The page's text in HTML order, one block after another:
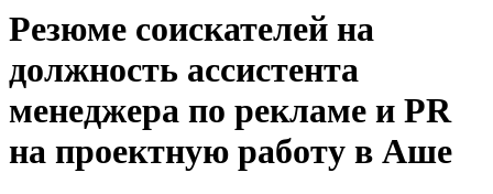
Резюме соискателей на
должность ассистента
менеджера по рекламе и PR
на проектную работу в Аше